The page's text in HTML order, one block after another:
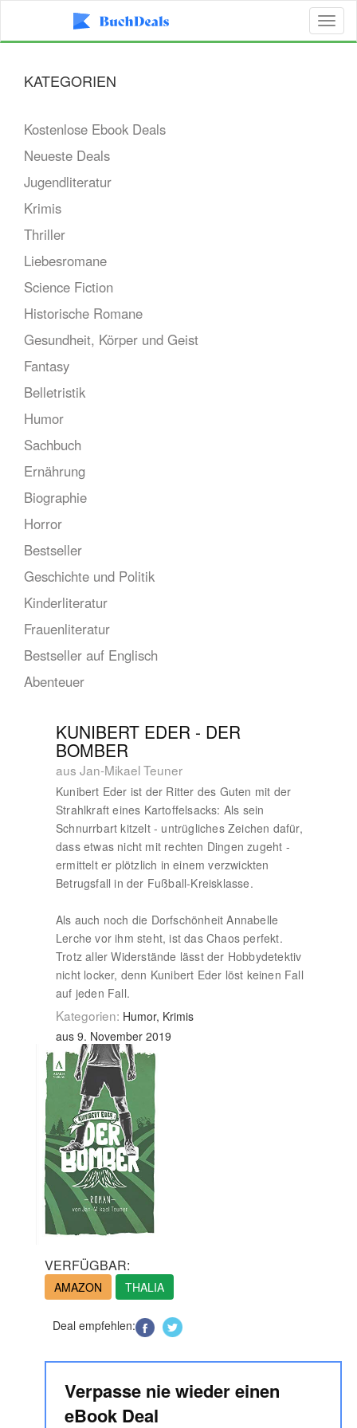
KATEGORIEN
Kostenlose Ebook Deals
Neueste Deals
Jugendliteratur
Krimis
Thriller
Liebesromane
Science Fiction
Historische Romane
Gesundheit, Körper und Geist
Fantasy
Belletristik
Humor
Sachbuch
Ernährung
Biographie
Horror
Bestseller
Geschichte und Politik
Kinderliteratur
Frauenliteratur
Bestseller auf Englisch
Abenteuer
KUNIBERT EDER - DER
BOMBER
aus Jan-Mikael Teuner
Kunibert Eder ist der Ritter des Guten mit der
Strahlkraft eines Kartoffelsacks: Als sein
Schnurrbart kitzelt - untrügliches Zeichen dafür,
dass etwas nicht mit rechten Dingen zugeht -
ermittelt er plötzlich in einem verzwickten
Betrugsfall in der Fußball-Kreisklasse.
Als auch noch die Dorfschönheit Annabelle
Lerche vor ihm steht, ist das Chaos perfekt.
Trotz aller Widerstände lässt der Hobbydetektiv
nicht locker, denn Kunibert Eder löst keinen Fall
auf jeden Fall.
Kategorien: Humor, Krimis
aus 9. November 2019
VERFÜGBAR:
AMAZON THALIA
Deal empfehlen:
Verpasse nie wieder einen
eBook Deal